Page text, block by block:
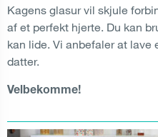
Kagens glasur vil skjule
af et perfekt hjerte. Du kan
kan lide. Vi anbefaler at lave
datter.
Velbekomme!